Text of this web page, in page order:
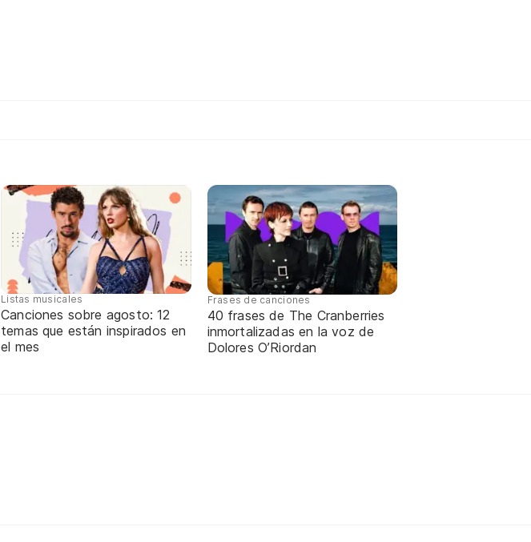
Listas musicales
Canciones sobre agosto: 12
temas que están inspirados en
el mes
Frases de canciones
40 frases de The Cranberries
inmortalizadas en la voz de
Dolores O’Riordan